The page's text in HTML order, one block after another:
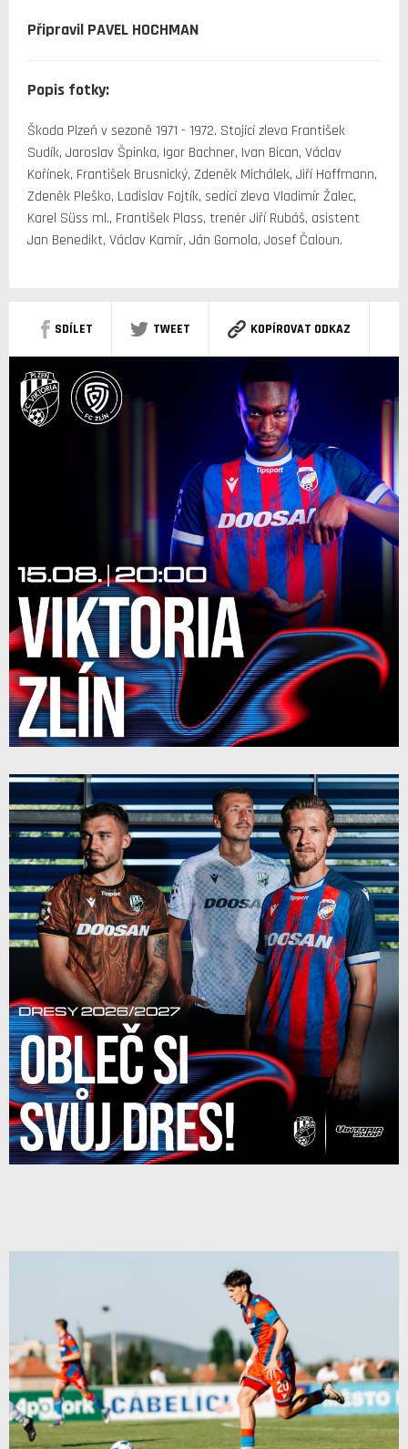
Připravil PAVEL HOCHMAN
Popis fotky:
Škoda Plzeň v sezoně 1971 - 1972. Stojící zleva František
Sudík, Jaroslav Špinka, Igor Bachner, Ivan Bican, Václav
Kořínek, František Brusnický, Zdeněk Michálek, Jiří Hoffmann,
Zdeněk Pleško, Ladislav Fojtík, sedící zleva Vladimír Žalec,
Karel Süss ml., František Plass, trenér Jiří Rubáš, asistent
Jan Benedikt, Václav Kamír, Ján Gomola, Josef Čaloun.
SDÍLET TWEET KOPÍROVAT ODKAZ